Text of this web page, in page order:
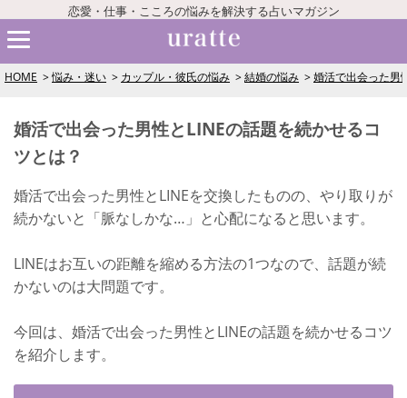
恋愛・仕事・こころの悩みを解決する占いマガジン
HOME 悩み・迷い カップル・彼氏の悩み 結婚の悩み 婚活で出会った男
婚活で出会った男性とLINEの話題を続かせるコ
ツとは？
婚活で出会った男性とLINEを交換したものの、やり取りが
続かないと「脈なしかな…」と心配になると思います。
LINEはお互いの距離を縮める方法の1つなので、話題が続
かないのは大問題です。
今回は、婚活で出会った男性とLINEの話題を続かせるコツ
を紹介します。